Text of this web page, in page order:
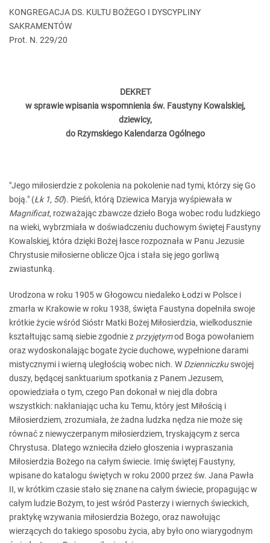
KONGREGACJA DS. KULTU BOŻEGO I DYSCYPLINY
SAKRAMENTÓW
Prot. N. 229/20
DEKRET
w sprawie wpisania wspomnienia św. Faustyny Kowalskiej,
dziewicy,
do Rzymskiego Kalendarza Ogólnego
"Jego miłosierdzie z pokolenia na pokolenie nad tymi, którzy się Go
boją." (Łk 1, 50). Pieśń, którą Dziewica Maryja wyśpiewała w
Magnificat, rozważając zbawcze dzieło Boga wobec rodu ludzkiego
na wieki, wybrzmiała w doświadczeniu duchowym świętej Faustyny
Kowalskiej, która dzięki Bożej łasce rozpoznała w Panu Jezusie
Chrystusie miłosierne oblicze Ojca i stała się jego gorliwą
zwiastunką.
Urodzona w roku 1905 w Głogowcu niedaleko Łodzi w Polsce i
zmarła w Krakowie w roku 1938, święta Faustyna dopełniła swoje
krótkie życie wśród Sióstr Matki Bożej Miłosierdzia, wielkodusznie
kształtując samą siebie zgodnie z przyjętymod Boga powołaniem
oraz wydoskonalając bogate życie duchowe, wypełnione darami
mistycznymi i wierną uległością wobec nich. W Dzienniczkuswojej
duszy, będącej sanktuarium spotkania z Panem Jezusem,
opowiedziała o tym, czego Pan dokonał w niej dla dobra
wszystkich: nakłaniając ucha ku Temu, który jest Miłością i
Miłosierdziem, zrozumiała, że żadna ludzka nędza nie może się
równać z niewyczerpanym miłosierdziem, tryskającym z serca
Chrystusa. Dlatego wznieciła dzieło głoszenia i wypraszania
Miłosierdzia Bożego na całym świecie. Imię świętej Faustyny,
wpisane do katalogu świętych w roku 2000 przez św. Jana Pawła
II, w krótkim czasie stało się znane na całym świecie, propagując w
całym ludzie Bożym, to jest wśród Pasterzy i wiernych świeckich,
praktykę wzywania miłosierdzia Bożego, oraz nawołując
wierzących do takiego sposobu życia, aby było ono wiarygodnym